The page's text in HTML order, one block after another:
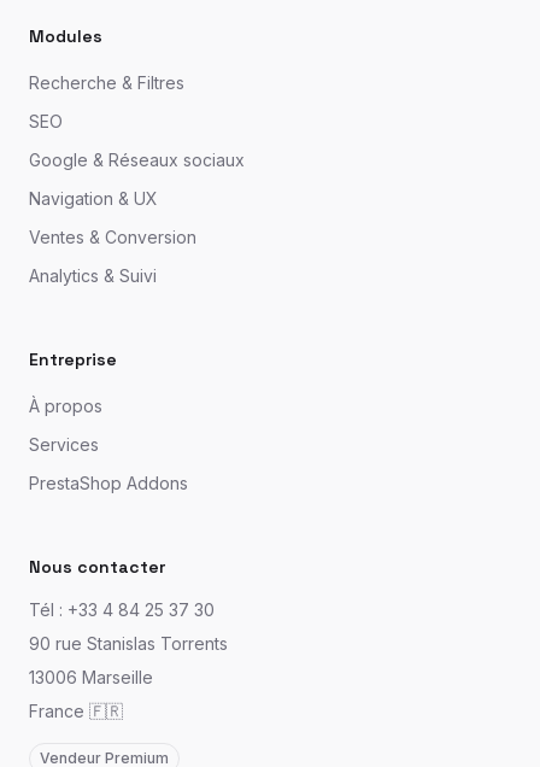
Modules
Recherche & Filtres
SEO
Google & Réseaux sociaux
Navigation & UX
Ventes & Conversion
Analytics & Suivi
Entreprise
À propos
Services
PrestaShop Addons
Nous contacter
Tél : +33 4 84 25 37 30
90 rue Stanislas Torrents
13006 Marseille
France 🇫🇷
Vendeur Premium